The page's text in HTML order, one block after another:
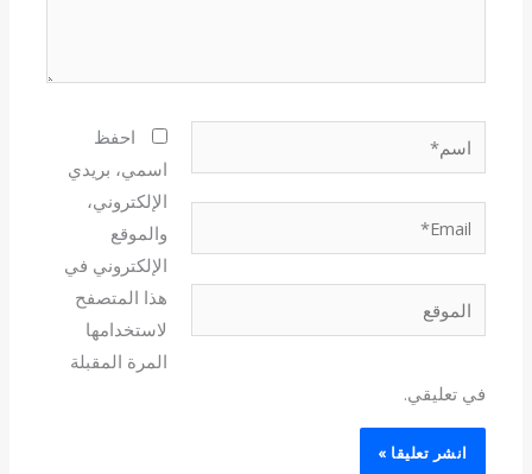
اسم*
Email*
الموقع
احفظ
اسمي، بريدي
الإلكتروني،
والموقع
الإلكتروني في
هذا المتصفح
لاستخدامها
المرة المقبلة
في تعليقي.